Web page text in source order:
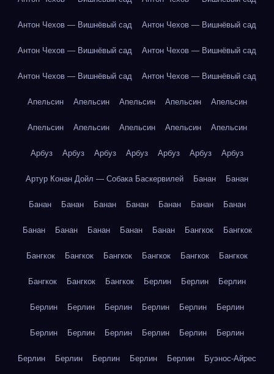
Антон Чехов — Вишнёвый сад Антон Чехов — Вишнёвый сад
Антон Чехов — Вишнёвый сад Антон Чехов — Вишнёвый сад
Антон Чехов — Вишнёвый сад Антон Чехов — Вишнёвый сад
Апельсин Апельсин Апельсин Апельсин Апельсин
Апельсин Апельсин Апельсин Апельсин Апельсин
Арбуз Арбуз Арбуз Арбуз Арбуз Арбуз Арбуз
Артур Конан Дойл — Собака Баскервилей Банан Банан
Банан Банан Банан Банан Банан Банан Банан
Банан Банан Банан Банан Банан Бангкок Бангкок
Бангкок Бангкок Бангкок Бангкок Бангкок Бангкок
Бангкок Бангкок Бангкок Берлин Берлин Берлин
Берлин Берлин Берлин Берлин Берлин Берлин
Берлин Берлин Берлин Берлин Берлин Берлин
Берлин Берлин Берлин Берлин Берлин Буэнос-Айрес